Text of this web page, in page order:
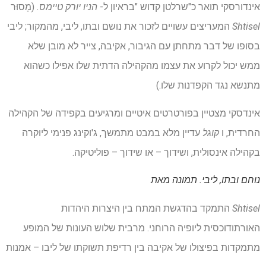
אינדורסקי תואר כ"שרלטן קדוש "בראיון ל- הניו יורק טיימס. (מָסוּר
Shtisel המעריצים עשויים לזכור את נושם ובתו, ליבי, מהמקור; ליבי
בסופו של דבר מתחתן עם הגיבור, אקיבה, צייר לא מובן שלא
ממש יכול לקרוע את עצמו מהקהילה הדתית שלו אפילו כשהוא
מתנשא נגד הקפדנות שלו.)
אינדסקי מצטיין בפורטרטים איטיים ומרגיעים בקפידה של הקהילה
החרדית, ו קוגל עדיין מלא במבט מתמשך, ג'וקינג פנימי ליוקרה
בקהילה אינסולית, ושידוך – או שידוך – פוליטיקה.
נוחם ובתו, ליבי. תמונה מאת
Shtisel התמקד בהדגשת המתח בין היצרות היהדות
האורתודוכסית ליופיה הרוחני. מרבית שלוש העונות של המופע
מתמקדות בפיצולו של אקיבה בין רדיפת תשוקתו של ליבו – אמנות